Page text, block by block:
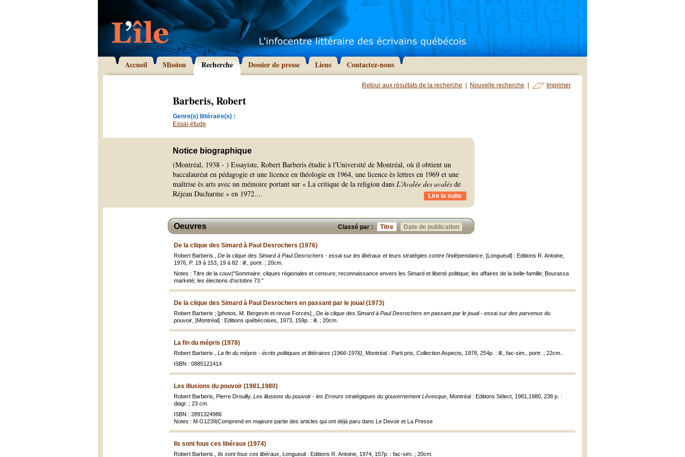
Accueil Mission Recherche Dossier de presse Liens Contactez-nous
Retour aux résultats de la recherche Nouvelle recherche Imprimer
Barberis, Robert
Genre(s) littéraire(s) :
Essai-étude
Notice biographique
(Montréal, 1938 - ) Essayiste, Robert Barberis étudie à l'Université de Montréal, où il obtient un
baccalauréat en pédagogie et une licence en théologie en 1964, une licence ès lettres en 1969 et une
maîtrise ès arts avec un mémoire portant sur « La critique de la religion dans L'Avalée des avalés de
Réjean Ducharme » en 1972.... Lire la suite
Classé par : Titre Date de publication
Oeuvres
De la clique des Simard à Paul Desrochers (1976)
Robert Barberis., De la clique des Simard à Paul Desrochers - essai sur les libéraux et leurs stratégies contre l'indépendance , [Longueuil] : Editions R. Antoine,
1976, P. 19 à 153, 19 à 82 : ill., portr. ; 20cm.
Notes : Titre de la couv|"Sommaire: cliques régionales et censure; reconnaissance envers les Simard et liberté politique; les affaires de la belle-famille; Bourassa
marketé; les élections d'octobre 73."
De la clique des Simard à Paul Desrochers en passant par le joual (1973)
Robert Barberis ; [photos, M. Bergevin et revue Forces]., De la clique des Simard à Paul Desrochers en passant par le joual - essai sur des parvenus du
pouvoir , [Montréal] : Editions québécoises, 1973, 159p. : ill. ; 20cm.
La fin du mépris (1978)
Robert Barberis., La fin du mépris - écrits politiques et littéraires (1966-1976) , Montréal : Parti pris, Collection Aspects, 1978, 254p. : ill., fac-sim., portr. ; 22cm..
ISBN : 0885121414
Les illusions du pouvoir (1981,1980)
Robert Barberis, Pierre Drouilly, Les illusions du pouvoir - les Erreurs stratégiques du gouvernement Lévesque , Montréal : Editions Sélect, 1981,1980, 238 p. :
diagr. ; 23 cm.
ISBN : 2891324986
Notes : M G1239|Comprend en majeure partie des articles qui ont déjà paru dans Le Devoir et La Presse
Ils sont fous ces libéraux (1974)
Robert Barberis., Ils sont fous ces libéraux , Longueuil : Editions R. Antoine, 1974, 157p. : fac-sim. ; 20cm.